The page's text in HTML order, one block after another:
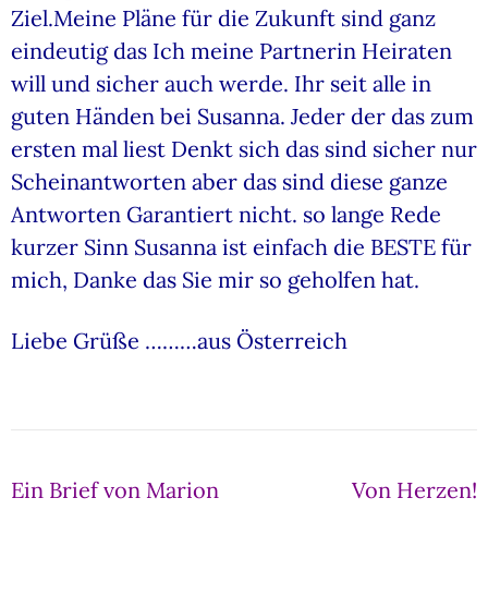
Ziel.Meine Pläne für die Zukunft sind ganz
eindeutig das Ich meine Partnerin Heiraten
will und sicher auch werde. Ihr seit alle in
guten Händen bei Susanna. Jeder der das zum
ersten mal liest Denkt sich das sind sicher nur
Scheinantworten aber das sind diese ganze
Antworten Garantiert nicht. so lange Rede
kurzer Sinn Susanna ist einfach die BESTE für
mich, Danke das Sie mir so geholfen hat.
Liebe Grüße ………aus Österreich
Beitragsnavigation
Ein Brief von Marion Von Herzen!